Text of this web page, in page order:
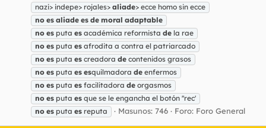
nazi> indepe> rojales> aliade> ecce homo sin ecce
no es aliade es de moral adaptable
no es puta es académica reformista de la rae
no es puta es afrodita a contra el patriarcado
no es puta es creadora de contenidos grasos
no es puta es esquilmadora de enfermos
no es puta es facilitadora de orgasmos
no es puta es que se le engancha el botón ''rec'
no es puta es reputa Masunos: 746 Foro: Foro General